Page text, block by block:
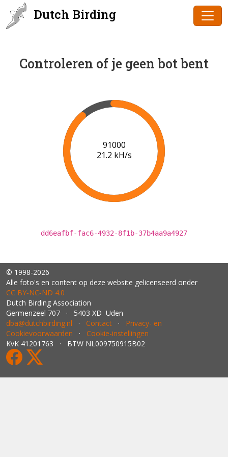
Dutch Birding
Controleren of je geen bot bent
91000
21.2 kH/s
dd6eafbf-fac6-4932-8f1b-37b4aa9a4927
© 1998-2026
Alle foto's en content op deze website gelicenseerd onder
CC BY‑NC‑ND 4.0
Dutch Birding Association
Germenzeel 707 · 5403 XD Uden
dba@dutchbirding.nl · Contact · Privacy- en
Cookievoorwaarden · Cookie-instellingen
KvK 41201763 · BTW NL009750915B02